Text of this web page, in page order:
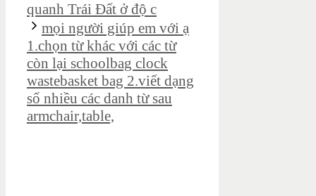
quanh Trái Đất ở độ c
mọi người giúp em với ạ
1.chọn từ khác với các từ
còn lại schoolbag clock
wastebasket bag 2.viết dạng
số nhiều các danh từ sau
armchair,table,